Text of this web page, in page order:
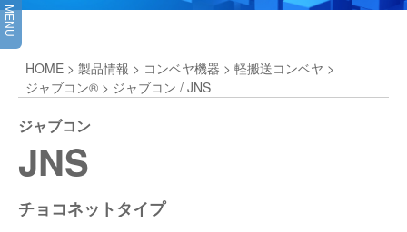
ヒント集
GTPシステム
仕分けシステム
ピッキングシステム
飲料
通販
食品
代表あいさつ
企業理念
会社概要
事業所一覧
採用情報
ショールーム
オークラミュージアム
新着情報
MENU
HOME > 製品情報 > コンベヤ機器 > 軽搬送コンベヤ >
ジャブコン® > ジャブコン / JNS
ジャブコン
JNS
チョコネットタイプ